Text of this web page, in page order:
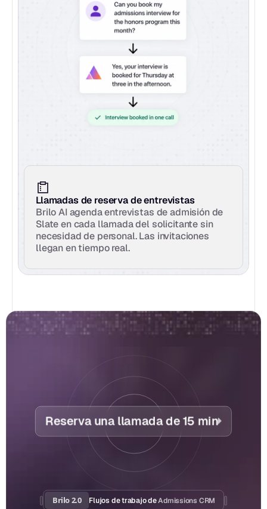
Llamadas de reserva de entrevistas
Brilo AI agenda entrevistas de admisión de
Slate en cada llamada del solicitante sin
necesidad de personal. Las invitaciones
llegan en tiempo real.
Brilo 2.0 Flujos de trabajo de Admissions CRM
Reserva una llamada de 15 min